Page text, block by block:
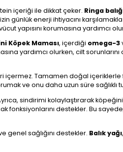
içeriği ile dikkat çeker. Ringa
günlük enerji ihtiyacını
yapısını korumasına yardımcı
Köpek Maması, içerdiği omega-3
yardımcı olurken, cilt
içermez. Tamamen doğal
ve onu daha uzun süre
sindirimi kolaylaştırarak
fonksiyonlarını destekler. Bu
genel sağlığını destekler. Balık yağı